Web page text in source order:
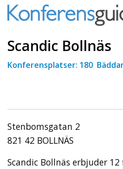
Scandic Bollnäs
Konferensplatser: 180
Stenbomsgatan 2
821 42 BOLLNÄS
Scandic Bollnäs erbjuder